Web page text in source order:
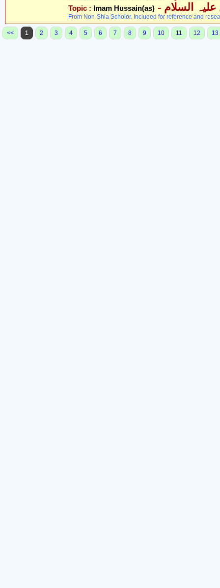
Topic : Imam Hussain(as) السلام
From Non-Shia Scholor. Included for reference and
<< 1 2 3 4 5 6 7 8 9 10 11 12 13